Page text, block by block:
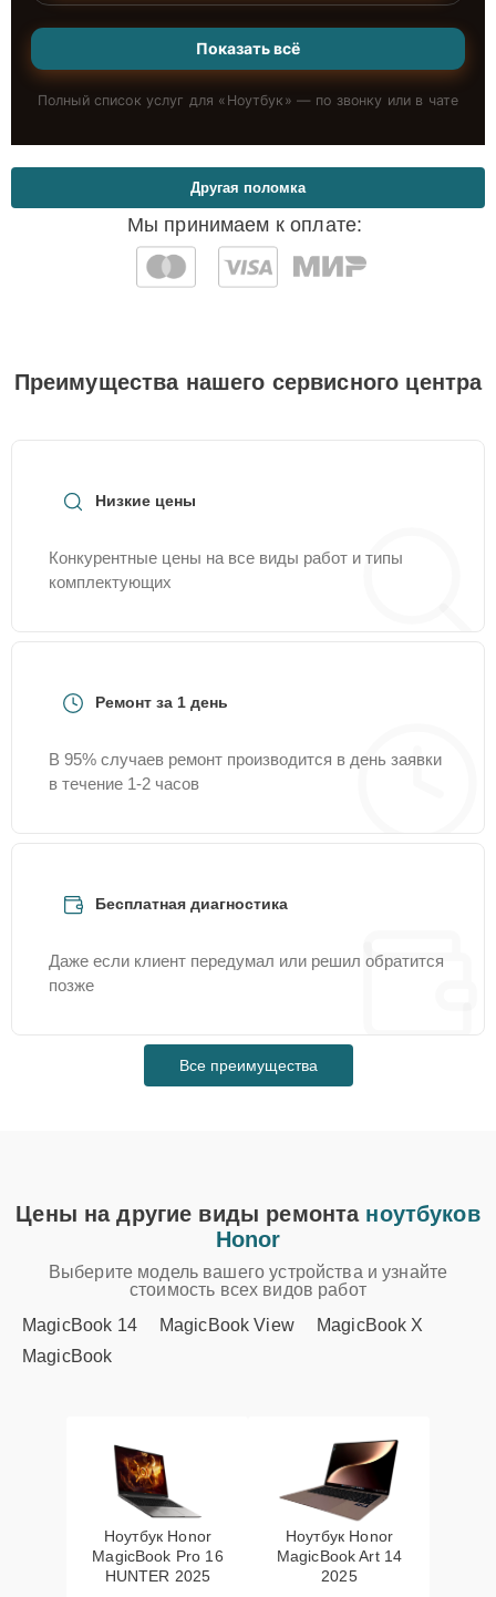
Показать всё
Полный список услуг для « Ноутбук » — по звонку или в чате
Мы принимаем к оплате:
Другая поломка
Преимущества нашего сервисного центра
Низкие цены
Конкурентные цены на все виды работ и типы
комплектующих
Ремонт за 1 день
В 95% случаев ремонт производится в день заявки
в течение 1-2 часов
Бесплатная диагностика
Даже если клиент передумал или решил обратится
позже
Все преимущества
Цены на другие виды ремонта ноутбуков
Honor
Выберите модель вашего устройства и узнайте
стоимость всех видов работ
MagicBook 14
MagicBook View
MagicBook X
MagicBook
Ноутбук Honor
MagicBook Pro 16
HUNTER 2025
Ноутбук Honor
MagicBook Art 14
2025